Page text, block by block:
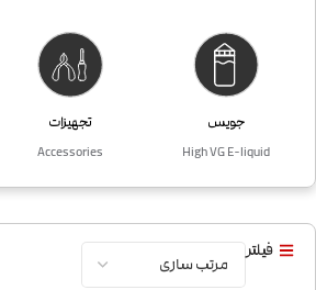
جویس
High VG E-liquid
تجهیزات
Accessories
فیلتر